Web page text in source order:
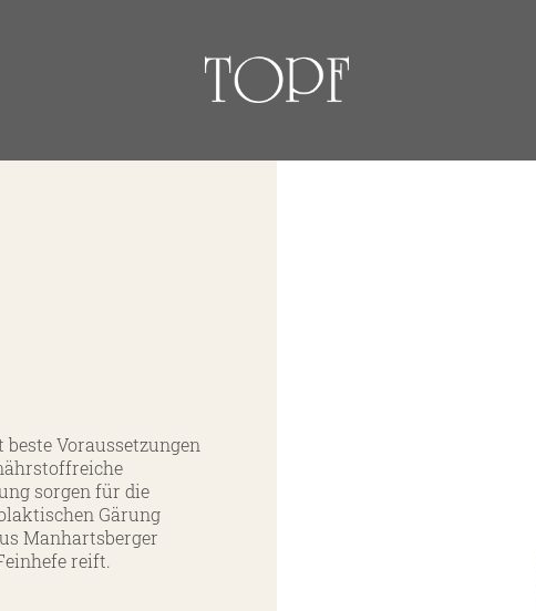
Voraussetzungen
sorgen für die
Gärung
Manhartsberger
reift.